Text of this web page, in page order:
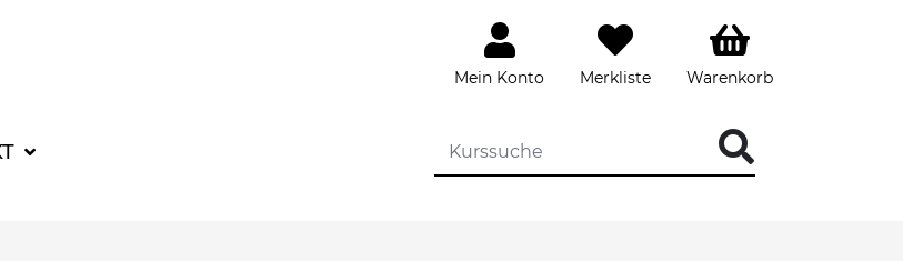
Mein Konto Merkliste Warenkorb